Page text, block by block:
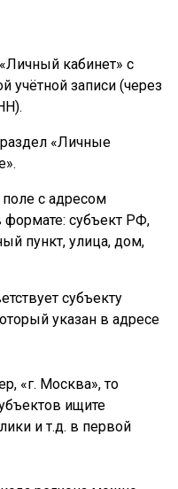
кабинет» с
записи (через
«Личные
с адресом
формате: субъект РФ,
пункт, улица, дом,
субъекту
указан в адресе
«г. Москва», то
ищите
и т.д. в первой